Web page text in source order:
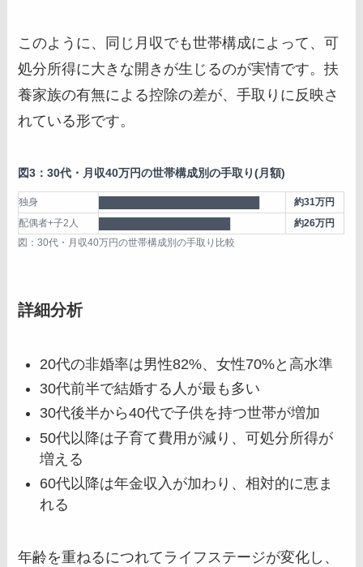
このように、同じ月収でも世帯構成によって、可
処分所得に大きな開きが生じるのが実情です。扶
養家族の有無による控除の差が、手取りに反映さ
れている形です。
図3：30代・月収40万円の世帯構成別の手取り(月額)
独身
約31万円
配偶者+子2人
約26万円
図：30代・月収40万円の世帯構成別の手取り比較
詳細分析
20代の非婚率は男性82%、女性70%と高水準
30代前半で結婚する人が最も多い
30代後半から40代で子供を持つ世帯が増加
50代以降は子育て費用が減り、可処分所得が
増える
60代以降は年金収入が加わり、相対的に恵ま
れる
年齢を重ねるにつれてライフステージが変化し、